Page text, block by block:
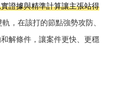
證據與精準計算讓主張站得
，在該打的節點強勢攻防、
解條件，讓案件更快、更穩